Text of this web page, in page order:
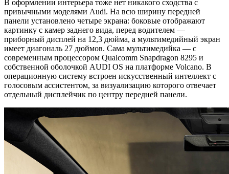
В оформлении интерьера тоже нет никакого сходства с
привычными моделями Audi. На всю ширину передней
панели установлено четыре экрана: боковые отображают
картинку с камер заднего вида, перед водителем —
приборный дисплей на 12,3 дюйма, а мультимедийный экран
имеет диагональ 27 дюймов. Сама мультимедийка — с
современным процессором Qualcomm Snapdragon 8295 и
собственной оболочкой AUDI OS на платформе Volcano. В
операционную систему встроен искусственный интеллект с
голосовым ассистентом, за визуализацию которого отвечает
отдельный дисплейчик по центру передней панели.